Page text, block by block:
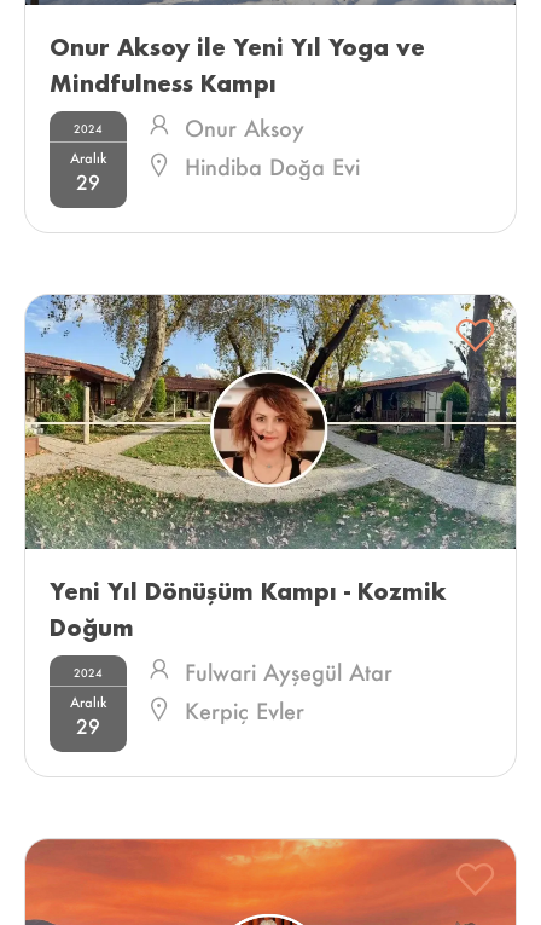
Onur Aksoy ile Yeni Yıl Yoga ve
Mindfulness Kampı
2024
Aralık
29
Onur Aksoy
Hindiba Doğa Evi
Yeni Yıl Dönüşüm Kampı - Kozmik
Doğum
2024
Aralık
29
Fulwari Ayşegül Atar
Kerpiç Evler